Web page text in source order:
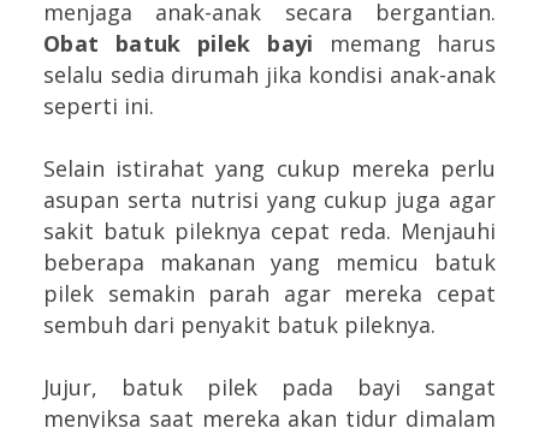
menjaga anak-anak secara bergantian.
Obat batuk pilek bayi memang harus
selalu sedia dirumah jika kondisi anak-anak
seperti ini.
Selain istirahat yang cukup mereka perlu
asupan serta nutrisi yang cukup juga agar
sakit batuk pileknya cepat reda. Menjauhi
beberapa makanan yang memicu batuk
pilek semakin parah agar mereka cepat
sembuh dari penyakit batuk pileknya.
Jujur, batuk pilek pada bayi sangat
menyiksa saat mereka akan tidur dimalam